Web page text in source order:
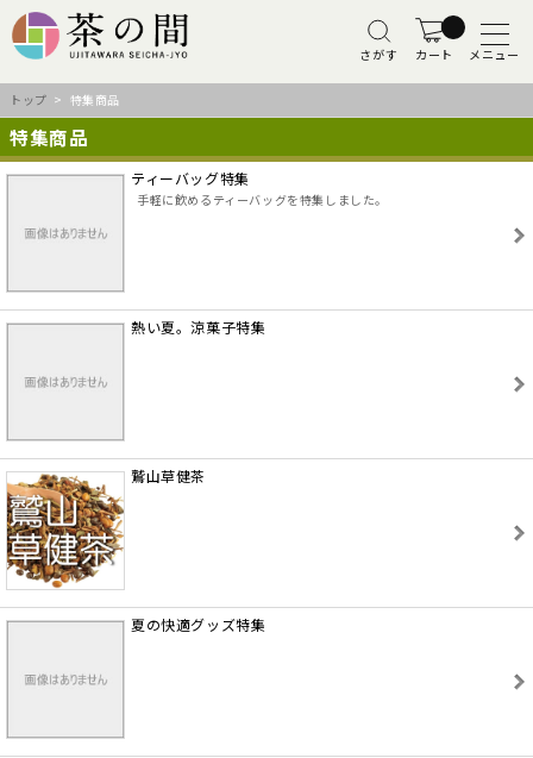
さがす カート メニュー
トップ > 特集商品
特集商品
ティーバッグ特集
手軽に飲めるティーバッグを特集しました。
熱い夏。涼菓子特集
鷲山草健茶
夏の快適グッズ特集